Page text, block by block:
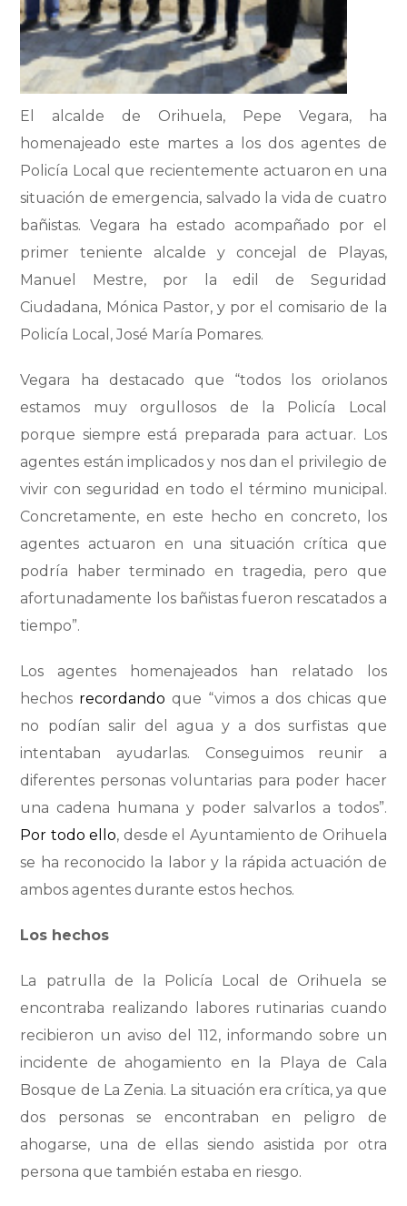
El alcalde de Orihuela, Pepe Vegara, ha
homenajeado este martes a los dos agentes de
Policía Local que recientemente actuaron en una
situación de emergencia, salvado la vida de cuatro
bañistas. Vegara ha estado acompañado por el
primer teniente alcalde y concejal de Playas,
Manuel Mestre, por la edil de Seguridad
Ciudadana, Mónica Pastor, y por el comisario de la
Policía Local, José María Pomares.
Vegara ha destacado que “todos los oriolanos
estamos muy orgullosos de la Policía Local
porque siempre está preparada para actuar. Los
agentes están implicados y nos dan el privilegio de
vivir con seguridad en todo el término municipal.
Concretamente, en este hecho en concreto, los
agentes actuaron en una situación crítica que
podría haber terminado en tragedia, pero que
afortunadamente los bañistas fueron rescatados a
tiempo”.
Los agentes homenajeados han relatado los
hechos recordando que “vimos a dos chicas que
no podían salir del agua y a dos surfistas que
intentaban ayudarlas. Conseguimos reunir a
diferentes personas voluntarias para poder hacer
una cadena humana y poder salvarlos a todos”.
Por todo ello, desde el Ayuntamiento de Orihuela
se ha reconocido la labor y la rápida actuación de
ambos agentes durante estos hechos.
Los hechos
La patrulla de la Policía Local de Orihuela se
encontraba realizando labores rutinarias cuando
recibieron un aviso del 112, informando sobre un
incidente de ahogamiento en la Playa de Cala
Bosque de La Zenia. La situación era crítica, ya que
dos personas se encontraban en peligro de
ahogarse, una de ellas siendo asistida por otra
persona que también estaba en riesgo.